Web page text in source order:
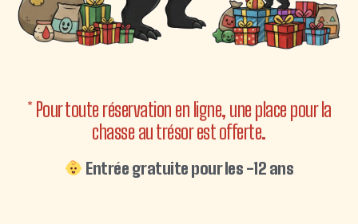
* Pour toute réservation en ligne, une place pour la
chasse au trésor est offerte.
Entrée gratuite pour les -12 ans